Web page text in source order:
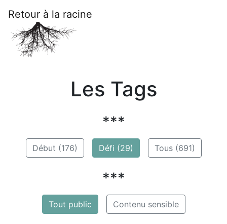
Retour à la racine
Les Tags
***
Début (176) Défi (29) Tous (691)
***
Tout public Contenu sensible